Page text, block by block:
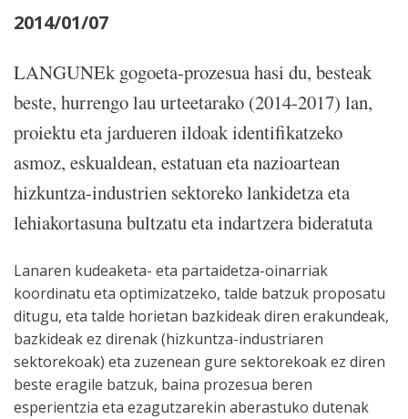
2014/01/07
LANGUNEk gogoeta-prozesua hasi du, besteak
beste, hurrengo lau urteetarako (2014-2017) lan,
proiektu eta jardueren ildoak identifikatzeko
asmoz, eskualdean, estatuan eta nazioartean
hizkuntza-industrien sektoreko lankidetza eta
lehiakortasuna bultzatu eta indartzera bideratuta
Lanaren kudeaketa- eta partaidetza-oinarriak
koordinatu eta optimizatzeko, talde batzuk proposatu
ditugu, eta talde horietan bazkideak diren erakundeak,
bazkideak ez direnak (hizkuntza-industriaren
sektorekoak) eta zuzenean gure sektorekoak ez diren
beste eragile batzuk, baina prozesua beren
esperientzia eta ezagutzarekin aberastuko dutenak